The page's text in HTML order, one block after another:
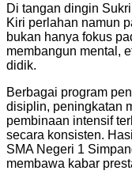
Di tangan dingin
Kiri perlahan namun
bukan hanya fokus
membangun mental,
didik.
Berbagai program
disiplin, peningkatan
pembinaan intensif
secara konsisten.
SMA Negeri 1
membawa kabar